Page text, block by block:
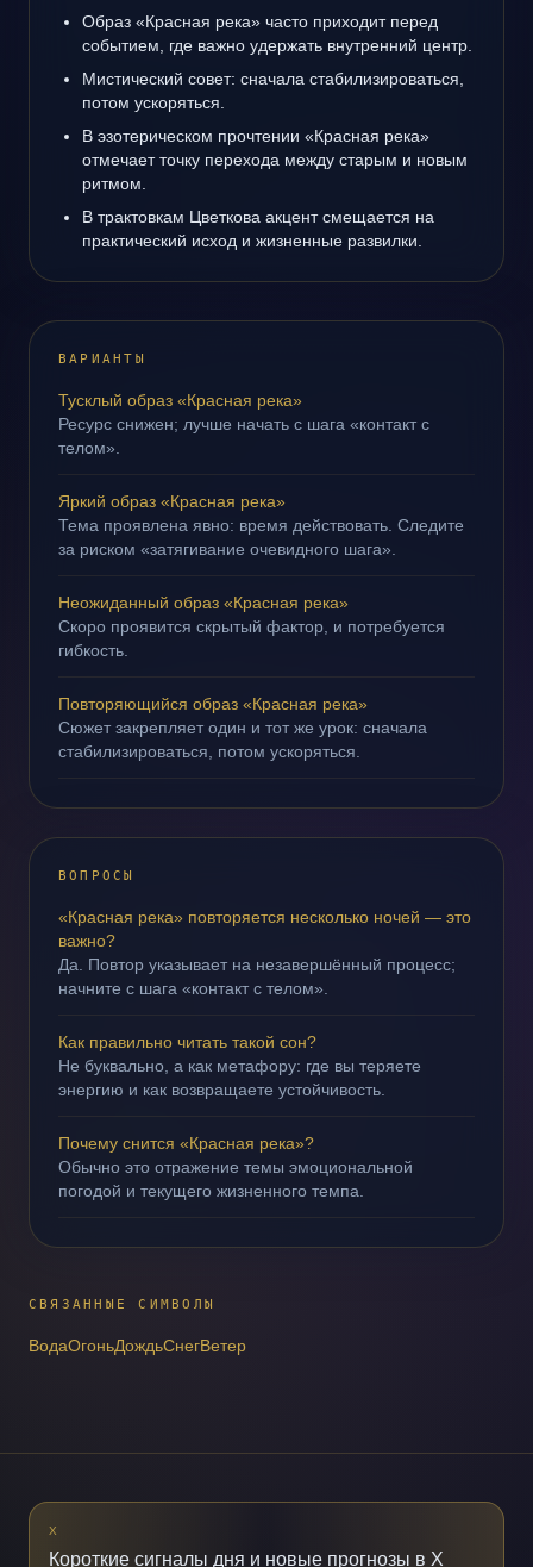
Образ «Красная река» часто приходит перед
событием, где важно удержать внутренний центр.
Мистический совет: сначала стабилизироваться,
потом ускоряться.
В эзотерическом прочтении «Красная река»
отмечает точку перехода между старым и новым
ритмом.
В трактовкам Цветкова акцент смещается на
практический исход и жизненные развилки.
ВАРИАНТЫ
Тусклый образ «Красная река»
Ресурс снижен; лучше начать с шага «контакт с
телом».
Яркий образ «Красная река»
Тема проявлена явно: время действовать. Следите
за риском «затягивание очевидного шага».
Неожиданный образ «Красная река»
Скоро проявится скрытый фактор, и потребуется
гибкость.
Повторяющийся образ «Красная река»
Сюжет закрепляет один и тот же урок: сначала
стабилизироваться, потом ускоряться.
ВОПРОСЫ
«Красная река» повторяется несколько ночей — это
важно?
Да. Повтор указывает на незавершённый процесс;
начните с шага «контакт с телом».
Как правильно читать такой сон?
Не буквально, а как метафору: где вы теряете
энергию и как возвращаете устойчивость.
Почему снится «Красная река»?
Обычно это отражение темы эмоциональной
погодой и текущего жизненного темпа.
СВЯЗАННЫЕ СИМВОЛЫ
ВодаОгоньДождьСнегВетер
X
Короткие сигналы дня и новые прогнозы в X